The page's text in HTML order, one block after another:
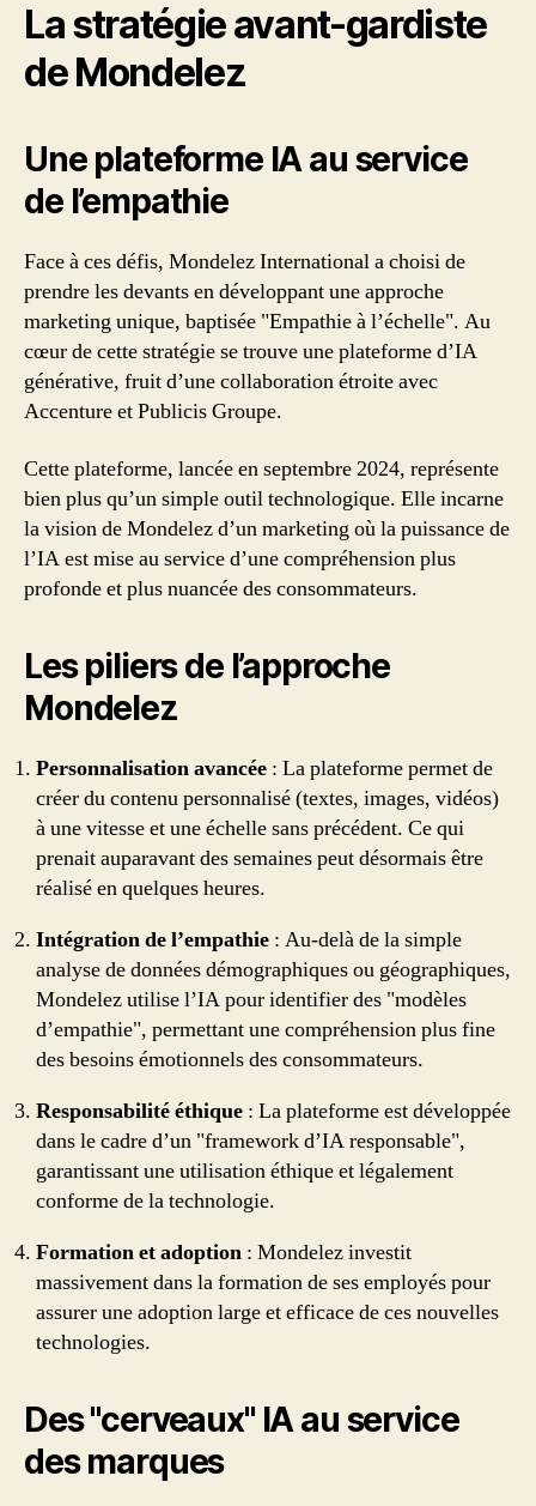
La stratégie avant-gardiste
de Mondelez
Une plateforme IA au service
de l’empathie
Face à ces défis, Mondelez International a choisi de
prendre les devants en développant une approche
marketing unique, baptisée "Empathie à l’échelle". Au
cœur de cette stratégie se trouve une plateforme d’IA
générative, fruit d’une collaboration étroite avec
Accenture et Publicis Groupe.
Cette plateforme, lancée en septembre 2024, représente
bien plus qu’un simple outil technologique. Elle incarne
la vision de Mondelez d’un marketing où la puissance de
l’IA est mise au service d’une compréhension plus
profonde et plus nuancée des consommateurs.
Les piliers de l’approche
Mondelez
Personnalisation avancée : La plateforme permet de
créer du contenu personnalisé (textes, images, vidéos)
à une vitesse et une échelle sans précédent. Ce qui
prenait auparavant des semaines peut désormais être
réalisé en quelques heures.
Intégration de l’empathie : Au-delà de la simple
analyse de données démographiques ou géographiques,
Mondelez utilise l’IA pour identifier des "modèles
d’empathie", permettant une compréhension plus fine
des besoins émotionnels des consommateurs.
Responsabilité éthique : La plateforme est développée
dans le cadre d’un "framework d’IA responsable",
garantissant une utilisation éthique et légalement
conforme de la technologie.
Formation et adoption : Mondelez investit
massivement dans la formation de ses employés pour
assurer une adoption large et efficace de ces nouvelles
technologies.
Des "cerveaux" IA au service
des marques